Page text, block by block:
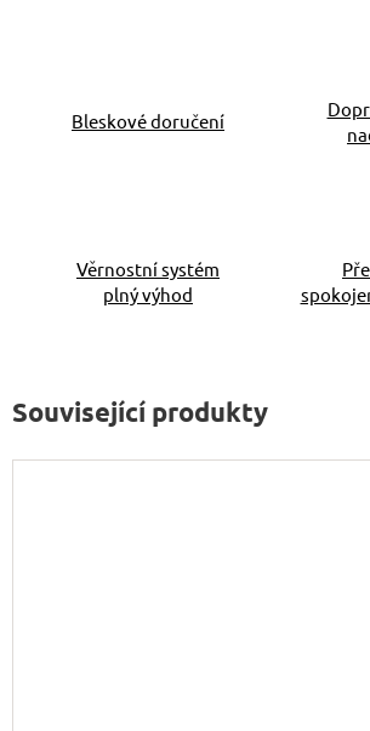
Bleskové doručení
Věrnostní systém
plný výhod
Související produkty